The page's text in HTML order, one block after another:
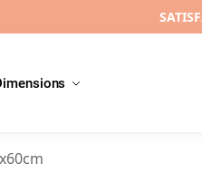
Recherche